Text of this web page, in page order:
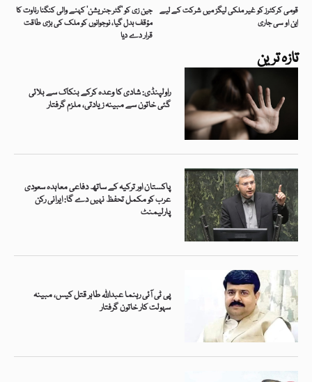
تازہ ترین
راولپنڈی: شادی کا وعدہ کرکے بنکاک سے بلائی
گئی خاتون سے مبینہ زیادتی، ملزم گرفتار
پاکستان اور ترکیہ کے ساتھ دفاعی معاہدہ سعودی
عرب کو مکمل تحفظ نہیں دے گا: ایرانی رکن
پارلیمنٹ
پی ٹی آئی رہنما عبداللہ طاہر قتل کیس، مبینہ
سہولت کار خاتون گرفتار
جین زی کو ’گٹر جنریشن‘ کہنے والی کنگنا رناوت کا
مؤقف بدل گیا، نوجوانوں کو ملک کی بڑی طاقت
قرار دے دیا
قومی کرکٹرز کو غیر ملکی لیگز میں شرکت کے لیے
این او سی جاری